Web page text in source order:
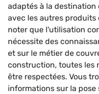
adaptés à la
avec les autres
noter que l'utilisation
nécessite des
et sur le métier de
construction, toutes les
être respectées. Vous
informations sur la pose